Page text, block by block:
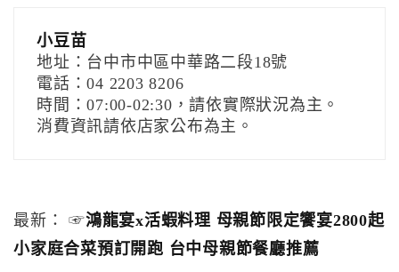
小豆苗
地址：台中市中區中華路二段18號
電話：04 2203 8206
時間：07:00-02:30，請依實際狀況為主。
消費資訊請依店家公布為主。
最新： ☞鴻龍宴x活蝦料理 母親節限定饗宴2800起
小家庭合菜預訂開跑 台中母親節餐廳推薦